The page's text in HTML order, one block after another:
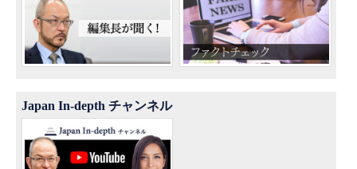
Japan In-depth チャンネル